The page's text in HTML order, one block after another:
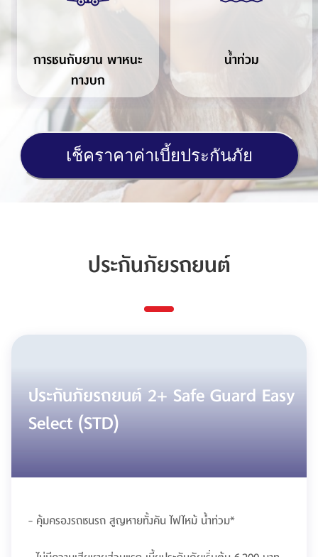
การชนกับยาน พาหนะ
ทางบก
น้ำท่วม
เช็คราคาค่าเบี้ยประกันภัย
ประกันภัยรถยนต์
ประกันภัยรถยนต์ 2+ Safe Guard Easy
Select (STD)
- คุ้มครองรถชนรถ สูญหายทั้งคัน ไฟไหม้ น้ำท่วม*